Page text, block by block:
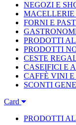
NEGOZI E
MACELLERIE
FORNI E
PRODOTTI
PRODOTTI
CESTE
CASEIFICI E
CAFFÈ VINI
SCONTI
Card
PRODOTTI